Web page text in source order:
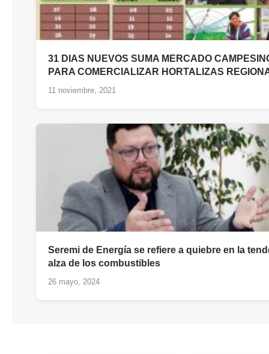
31 DIAS NUEVOS SUMA MERCADO
PARA COMERCIALIZAR HORTALIZAS
11 noviembre, 2021
Seremi de Energía se refiere a quiebre en la
alza de los combustibles
26 mayo, 2024